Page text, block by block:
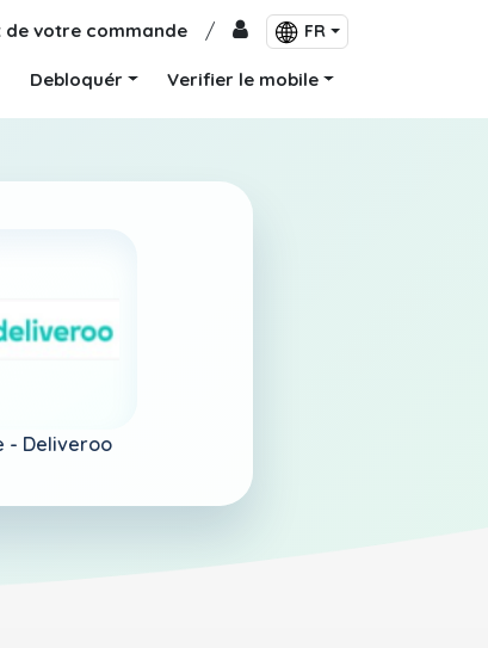
de votre commande / FR
Debloquér Verifier le mobile
- Deliveroo